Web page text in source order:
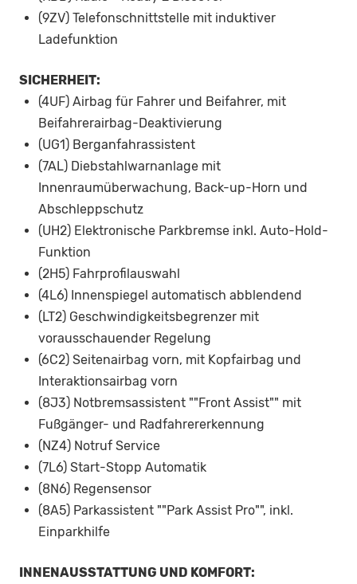
(9ZV) Telefonschnittstelle mit induktiver
Ladefunktion
SICHERHEIT:
(4UF) Airbag für Fahrer und Beifahrer, mit
Beifahrerairbag-Deaktivierung
(UG1) Berganfahrassistent
(7AL) Diebstahlwarnanlage mit
Innenraumüberwachung, Back-up-Horn und
Abschleppschutz
(UH2) Elektronische Parkbremse inkl. Auto-Hold-
Funktion
(2H5) Fahrprofilauswahl
(4L6) Innenspiegel automatisch abblendend
(LT2) Geschwindigkeitsbegrenzer mit
vorausschauender Regelung
(6C2) Seitenairbag vorn, mit Kopfairbag und
Interaktionsairbag vorn
(8J3) Notbremsassistent ""Front Assist"" mit
Fußgänger- und Radfahrererkennung
(NZ4) Notruf Service
(7L6) Start-Stopp Automatik
(8N6) Regensensor
(8A5) Parkassistent ""Park Assist Pro"", inkl.
Einparkhilfe
INNENAUSSTATTUNG UND KOMFORT: